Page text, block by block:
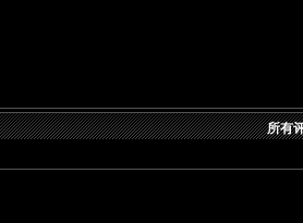
所有